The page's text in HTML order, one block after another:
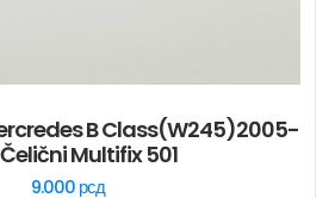
B Class(W245)2005-
Čelični Multifix 501
9.000 рсд